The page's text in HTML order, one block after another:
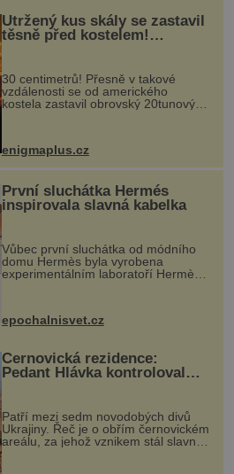
Utržený kus skály se zastavil
těsně před kostelem!
Ochránila ho boží síla?
30 centimetrů! Přesně v takové
vzdálenosti se od amerického
kostela zastavil obrovský 20tunový
...
enigmaplus.cz
První sluchátka Hermés
inspirovala slavná kabelka
Vůbec první sluchátka od módního
domu Hermès byla vyrobena
experimentálním laboratoří Hermès
kovový...
epochalnisvet.cz
Černovická rezidence:
Pedant Hlávka kontroloval
Patří mezi sedm novodobých divů
Ukrajiny. Řeč je o obřím černovickém
areálu, za jehož vznikem stál slavný
český architekt Josef Hlávka. Ten si
na něm dal mimořádně záležet. Jeho